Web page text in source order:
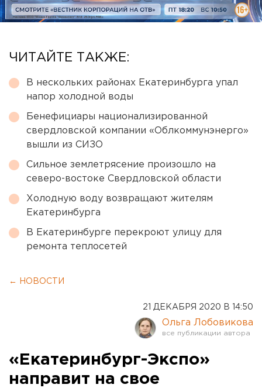
ЧИТАЙТЕ ТАКЖЕ:
В нескольких районах Екатеринбурга упал
напор холодной воды
Бенефициары национализированной
свердловской компании «Облкоммунэнерго»
вышли из СИЗО
Сильное землетрясение произошло на
северо-востоке Свердловской области
Холодную воду возвращают жителям
Екатеринбурга
В Екатеринбурге перекроют улицу для
ремонта теплосетей
← НОВОСТИ
21 ДЕКАБРЯ 2020 В 14:50
Ольга Лобовикова
«Екатеринбург-Экспо»
направит на свое